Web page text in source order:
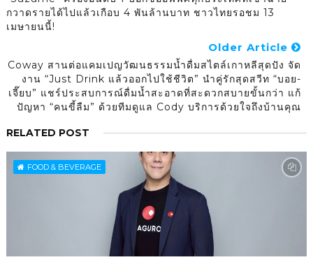
กวาดรายได้ไปแล้วเกือบ 4 พันล้านบาท ชาวไทยรอชม 13
เมษายนนี้!
Older Article
Coway สานต่อแคมเปญวัฒนธรรมน้ำดื่มสไตล์เกาหลีสุดปัง จัด
งาน “Just Drink แล้วออกไปใช้ชีวิต” นำคู่รักสุดสวีท “บอย-
เจี๊ยบ” แชร์ประสบการณ์ดื่มน้ำสะอาดที่สะดวกสบายขั้นกว่า แก้
ปัญหา “คนขี้ลืม” ด้วยทีมดูแล Cody บริการด้วยใจถึงบ้านคุณ
RELATED POST
FOOD & BEVERAGE